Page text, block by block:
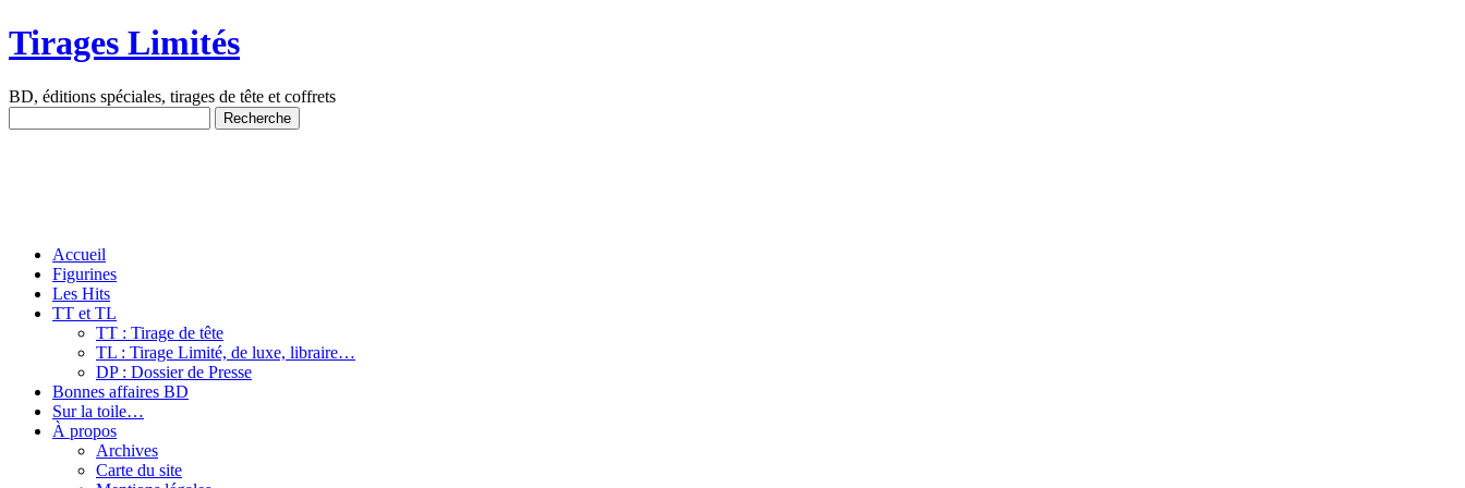
Tirages Limités
BD, éditions spéciales, tirages de tête et coffrets
Accueil
Figurines
Les Hits
TT et TL
TT : Tirage de tête
TL : Tirage Limité, de luxe, libraire…
DP : Dossier de Presse
Bonnes affaires BD
Sur la toile…
À propos
Archives
Carte du site